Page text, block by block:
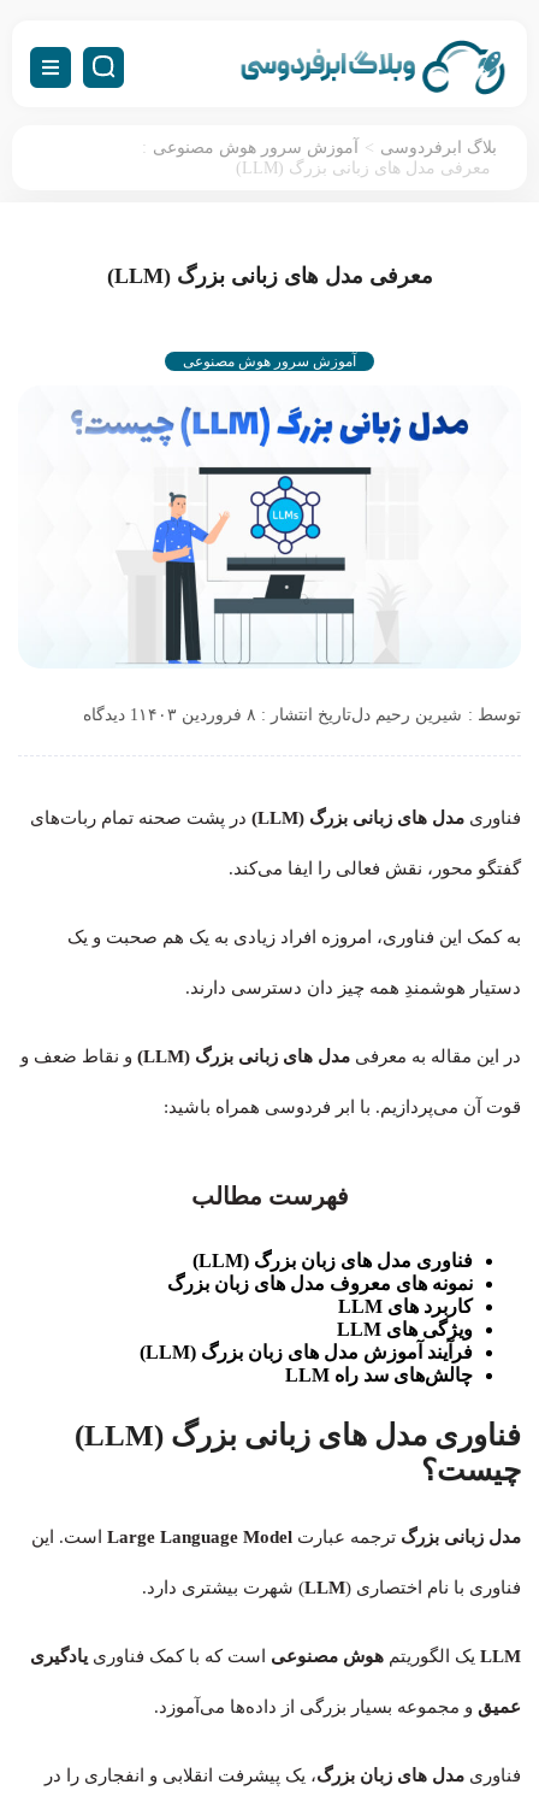
بلاگ ابرفردوسی > آموزش سرور هوش مصنوعی :
معرفی مدل های زبانی بزرگ (LLM)
معرفی مدل های زبانی بزرگ (LLM)
آموزش سرور هوش مصنوعی
توسط : شیرین رحیم دلتاریخ انتشار : ۸ فروردین ۱۴۰۳ 1 دیدگاه
فناوری مدل های زبانی بزرگ (LLM) در پشت صحنه تمام ربات‌های
گفتگو محور، نقش فعالی را ایفا می‌کند.
به کمک این فناوری، امروزه افراد زیادی به یک هم صحبت و یک
دستیار هوشمندِ همه چیز دان دسترسی دارند.
در این مقاله به معرفی مدل های زبانی بزرگ (LLM) و نقاط ضعف و
قوت آن می‌پردازیم. با ابر فردوسی همراه باشید:
فهرست مطالب
فناوری مدل های زبان بزرگ (LLM)
نمونه های معروف مدل های زبان بزرگ
کاربرد های LLM
ویژگی های LLM
فرآیند آموزش مدل های زبان بزرگ (LLM)
چالش‌های سد راه LLM
فناوری مدل های زبانی بزرگ (LLM)
چیست؟
مدل زبانی بزرگ ترجمه عبارت است. این
فناوری با نام اختصاری (LLM) شهرت بیشتری دارد.
LLM یک الگوریتم هوش مصنوعی است که با کمک فناوری یادگیری
عمیق و مجموعه بسیار بزرگی از داده‌ها می‌آموزد.
فناوری مدل های زبان بزرگ، یک پیشرفت انقلابی و انفجاری را در